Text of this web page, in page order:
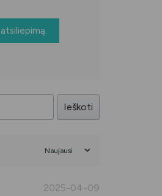
Ieškoti
2025-04-09